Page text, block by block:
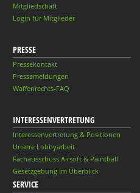
Mitgliedschaft
Login für Mitglieder
PRESSE
Pressekontakt
Pressemeldungen
Waffenrechts-FAQ
INTERESSENVERTRETUNG
Interessenvertretung & Positionen
Unsere Lobbyarbeit
Fachausschuss Airsoft & Paintball
Gesetzgebung im Überblick
SERVICE